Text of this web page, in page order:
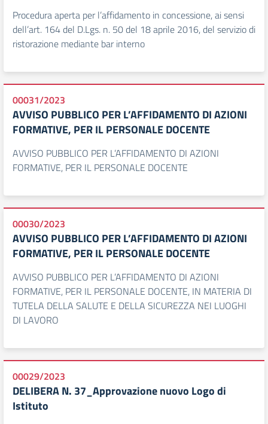
Procedura aperta per l’affidamento in concessione, ai sensi
dell’art. 164 del D.Lgs. n. 50 del 18 aprile 2016, del servizio di
ristorazione mediante bar interno
00031/2023
AVVISO PUBBLICO PER L’AFFIDAMENTO DI AZIONI
FORMATIVE, PER IL PERSONALE DOCENTE
AVVISO PUBBLICO PER L’AFFIDAMENTO DI AZIONI
FORMATIVE, PER IL PERSONALE DOCENTE
00030/2023
AVVISO PUBBLICO PER L’AFFIDAMENTO DI AZIONI
FORMATIVE, PER IL PERSONALE DOCENTE
AVVISO PUBBLICO PER L’AFFIDAMENTO DI AZIONI
FORMATIVE, PER IL PERSONALE DOCENTE, IN MATERIA DI
TUTELA DELLA SALUTE E DELLA SICUREZZA NEI LUOGHI
DI LAVORO
00029/2023
DELIBERA N. 37_Approvazione nuovo Logo di
Istituto